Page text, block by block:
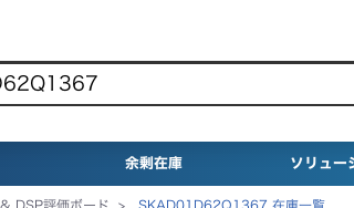
余剰在庫 ソリュー
& DSP評価ボード > SKAD01D62Q1367 在庫一覧